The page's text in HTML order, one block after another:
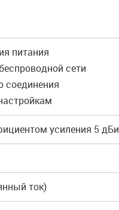
питания
сети
соединения
усиления 5 дБи
ток)